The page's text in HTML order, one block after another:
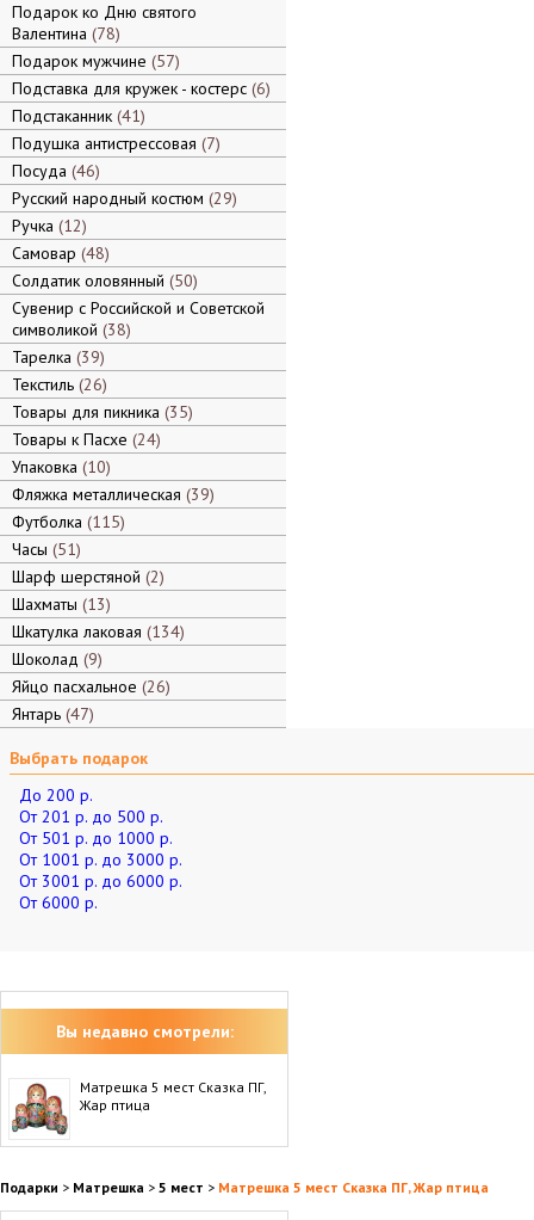
Подарок ко Дню святого
Валентина 78
Подарок мужчине 57
Подставка для кружек - костерс 6
Подстаканник 41
Подушка антистрессовая 7
Посуда 46
Русский народный костюм 29
Ручка 12
Самовар 48
Солдатик оловянный 50
Сувенир с Российской и Советской
символикой 38
Тарелка 39
Текстиль 26
Товары для пикника 35
Товары к Пасхе 24
Упаковка 10
Фляжка металлическая 39
Футболка 115
Часы 51
Шарф шерстяной 2
Шахматы 13
Шкатулка лаковая 134
Шоколад 9
Яйцо пасхальное 26
Янтарь 47
Выбрать подарок
До 200 р.
От 201 р. до 500 р.
От 501 р. до 1000 р.
От 1001 р. до 3000 р.
От 3001 р. до 6000 р.
От 6000 р.
Вы недавно смотрели:
Матрешка 5 мест Сказка ПГ,
Жар птица
Подарки > Матрешка > 5 мест > Матрешка 5 мест Сказка ПГ, Жар птица